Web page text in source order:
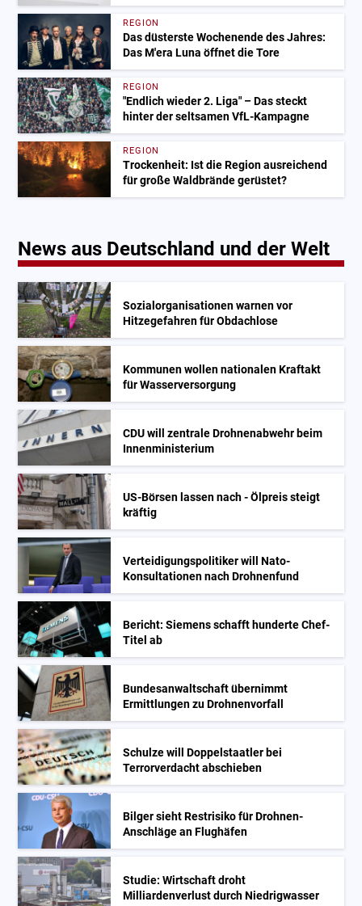
REGION
Das düsterste Wochenende des Jahres:
Das M'era Luna öffnet die Tore
REGION
"Endlich wieder 2. Liga" – Das steckt
hinter der seltsamen VfL-Kampagne
REGION
Trockenheit: Ist die Region ausreichend
für große Waldbrände gerüstet?
News aus Deutschland und der Welt
Sozialorganisationen warnen vor
Hitzegefahren für Obdachlose
Kommunen wollen nationalen Kraftakt
für Wasserversorgung
CDU will zentrale Drohnenabwehr beim
Innenministerium
US-Börsen lassen nach - Ölpreis steigt
kräftig
Verteidigungspolitiker will Nato-
Konsultationen nach Drohnenfund
Bericht: Siemens schafft hunderte Chef-
Titel ab
Bundesanwaltschaft übernimmt
Ermittlungen zu Drohnenvorfall
Schulze will Doppelstaatler bei
Terrorverdacht abschieben
Bilger sieht Restrisiko für Drohnen-
Anschläge an Flughäfen
Studie: Wirtschaft droht
Milliardenverlust durch Niedrigwasser